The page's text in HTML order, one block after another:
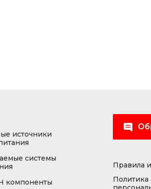
источники
системы
компоненты
Правила
Политика